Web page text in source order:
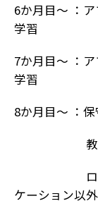
6か月目～ ：
学習
7か月目～ ：
学習
8か月目～ ：
教育事業
ロジ系、
ケーション以